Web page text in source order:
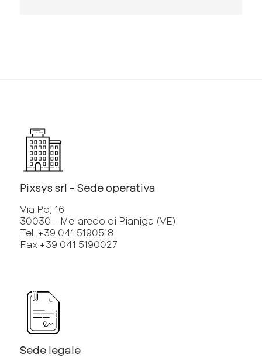
Pixsys srl - Sede operativa
Via Po, 16
30030 - Mellaredo di Pianiga (VE)
Tel. +39 041 5190518
Fax +39 041 5190027
Sede legale